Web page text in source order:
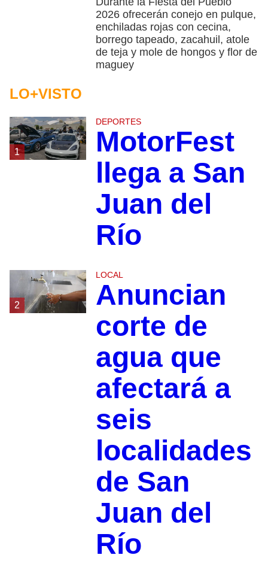
2026 ofrecerán conejo en pulque,
enchiladas rojas con cecina,
borrego tapeado, zacahuil, atole
de teja y mole de hongos y flor de
maguey
LO+VISTO
1
DEPORTES
MotorFest
llega a San
Juan del
Río
2
LOCAL
Anuncian
corte de
agua que
afectará a
seis
localidades
de San
Juan del
Río